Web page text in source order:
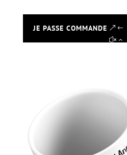
JE PASSE COMMANDE